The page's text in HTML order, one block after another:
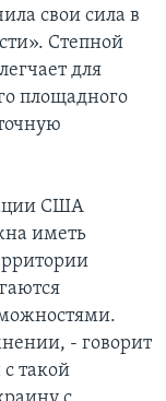
свои сила в
Степной
для
площадного
США
иметь
- говорит
с такой